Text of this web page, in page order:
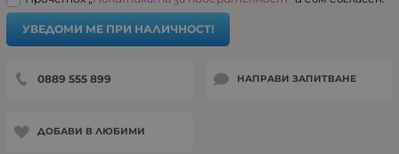
УВЕДОМИ МЕ ПРИ НАЛИЧНОСТ!
0889 555 899 НАПРАВИ ЗАПИТВАНЕ
ДОБАВИ В ЛЮБИМИ